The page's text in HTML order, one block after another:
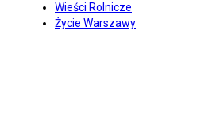
Wieści Rolnicze
Życie Warszawy